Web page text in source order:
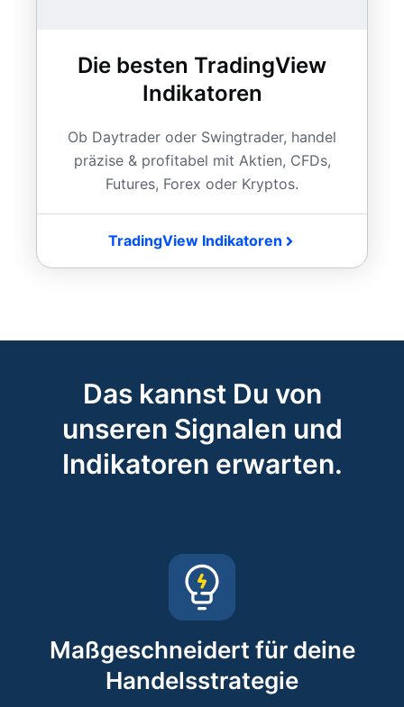
Die besten TradingView
Indikatoren
Ob Daytrader oder Swingtrader, handel
präzise & profitabel mit Aktien, CFDs,
Futures, Forex oder Kryptos.
TradingView Indikatoren
Das kannst Du von
unseren Signalen und
Indikatoren erwarten.
Maßgeschneidert für deine
Handelsstrategie